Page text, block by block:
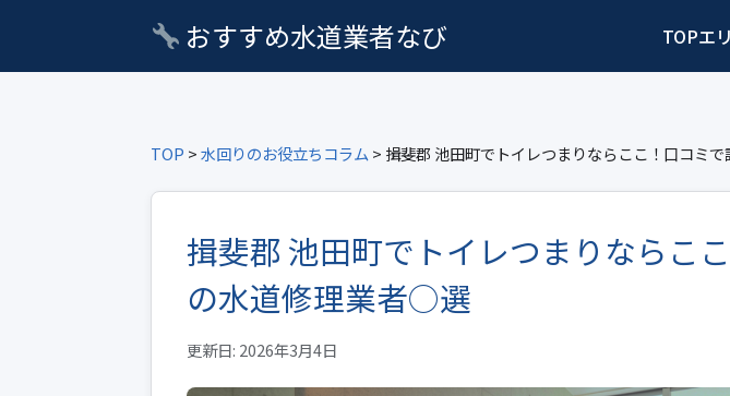
おすすめ水道業者なび TOPエ
TOP >水回りのお役立ちコラム > 揖斐郡 池田町でトイレつまりならここ！口コミ
揖斐郡 池田町でトイレつまりならこ
の水道修理業者○選
更新日: 2026年3月4日